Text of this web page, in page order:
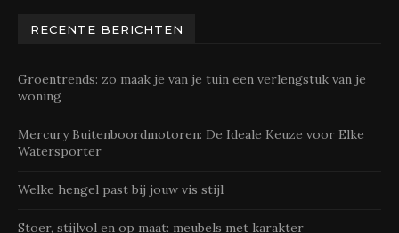
RECENTE BERICHTEN
Groentrends: zo maak je van je tuin een verlengstuk van je
woning
Mercury Buitenboordmotoren: De Ideale Keuze voor Elke
Watersporter
Welke hengel past bij jouw vis stijl
Stoer, stijlvol en op maat: meubels met karakter